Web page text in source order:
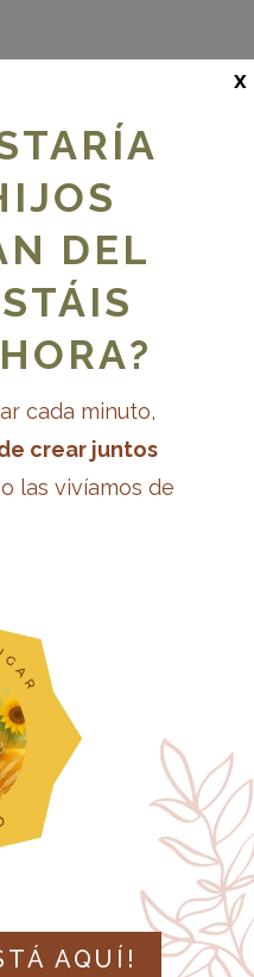
la web
MÓDULO 2. El Ambiente
DEL
cada minuto,
crear juntos
las vivíamos de
AQUÍ!
x